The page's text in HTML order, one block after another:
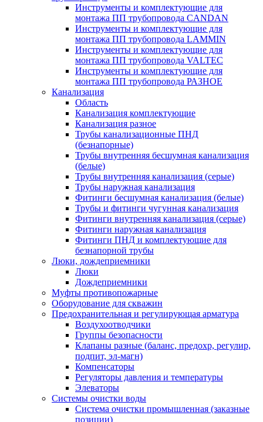
Инструменты и комплектующие для
монтажа ПП трубопровода CANDAN
Инструменты и комплектующие для
монтажа ПП трубопровода LAMMIN
Инструменты и комплектующие для
монтажа ПП трубопровода VALTEC
Инструменты и комплектующие для
монтажа ПП трубопровода РАЗНОЕ
Канализация
Область
Канализация комплектующие
Канализация разное
Трубы канализационные ПНД
(безнапорные)
Трубы внутренняя бесшумная канализация
(белые)
Трубы внутренняя канализация (серые)
Трубы наружная канализация
Фитинги бесшумная канализация (белые)
Трубы и фитинги чугунная канализация
Фитинги внутренняя канализация (серые)
Фитинги наружная канализация
Фитинги ПНД и комплектующие для
безнапорной трубы
Люки, дождеприемники
Люки
Дождеприемники
Муфты противопожарные
Оборудование для скважин
Предохранительная и регулирующая арматура
Воздухоотводчики
Группы безопасности
Клапаны разные (баланс, предохр, регулир,
подпит, эл-магн)
Компенсаторы
Регуляторы давления и температуры
Элеваторы
Системы очистки воды
Система очистки промышленная (заказные
позиции)